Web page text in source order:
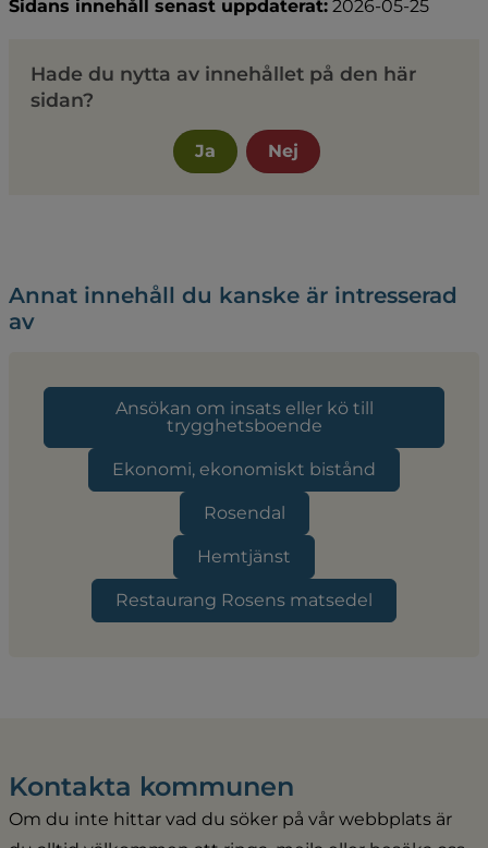
Sidans innehåll senast uppdaterat: 2026-05-25
Hade du nytta av innehållet på den här
sidan?
Ja Nej
Annat innehåll du kanske är intresserad
av
Ansökan om insats eller kö till
trygghetsboende
Ekonomi, ekonomiskt bistånd
Rosendal
Hemtjänst
Restaurang Rosens matsedel
Kontakta kommunen
Om du inte hittar vad du söker på vår webbplats är